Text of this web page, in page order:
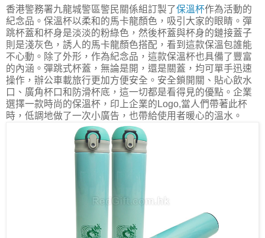
香港警務署九龍城警區警民關係組訂製了保溫杯作為活動的
紀念品。保溫杯以柔和的馬卡龍顏色，吸引大家的眼睛。彈
跳杯蓋和杯身是淡淡的粉綠色，然後杯蓋與杯身的鏈接蓋子
則是淺灰色，誘人的馬卡龍顏色搭配，看到這款保溫包誰能
不心動。除了外形，作為紀念品，這款保溫杯也具備了豐富
的內涵。彈跳式杯蓋，無論是開，還是關蓋，均可單手迅速
操作，辦公車載旅行更加方便安全。安全鎖開關、貼心飲水
口、廣角杯口和防滑杯底，這一切都是看得見的優點。企業
選擇一款時尚的保溫杯，印上企業的Logo,當人們帶著此杯
時，低調地做了一次小廣告，也帶給使用者暖心的溫水。